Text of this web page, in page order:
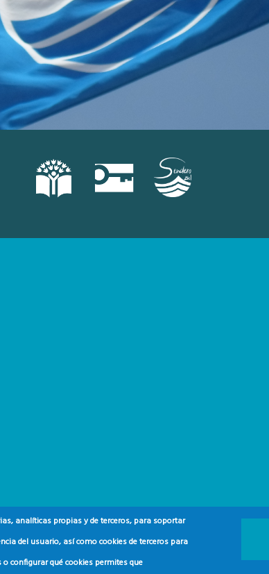
analíticas propias y de terceros, para soportar
del usuario, así como cookies de terceros para
configurar qué cookies permites que